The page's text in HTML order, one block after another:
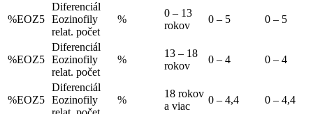
%EOZ5
Diferenciál
Eozinofily
relat. počet
%
0 – 13
rokov
0 – 5 0 – 5
%EOZ5
Diferenciál
Eozinofily
relat. počet
%
13 – 18
rokov
0 – 4 0 – 4
%EOZ5
Diferenciál
Eozinofily
%
18 rokov
a viac
0 – 4,4 0 – 4,4